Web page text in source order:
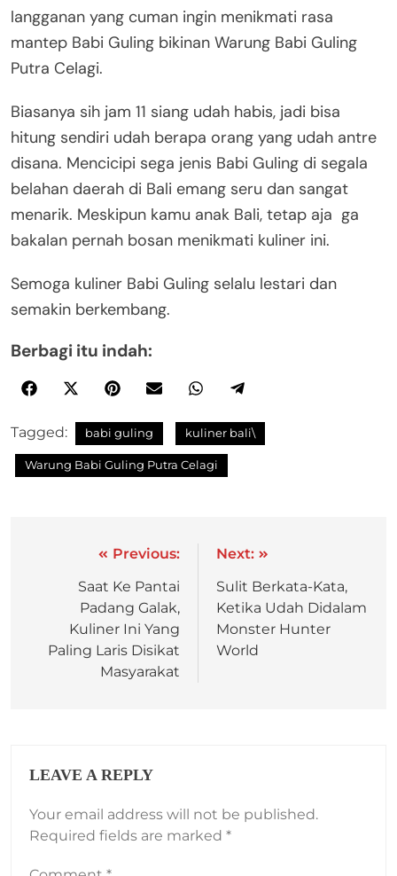
langganan yang cuman ingin menikmati rasa
mantep Babi Guling bikinan Warung Babi Guling
Putra Celagi.
Biasanya sih jam 11 siang udah habis, jadi bisa
hitung sendiri udah berapa orang yang udah antre
disana. Mencicipi sega jenis Babi Guling di segala
belahan daerah di Bali emang seru dan sangat
menarik. Meskipun kamu anak Bali, tetap aja ga
bakalan pernah bosan menikmati kuliner ini.
Semoga kuliner Babi Guling selalu lestari dan
semakin berkembang.
Berbagi itu indah:
Tagged: babi guling kuliner bali\
Warung Babi Guling Putra Celagi
Previous:
Saat Ke Pantai
Padang Galak,
Kuliner Ini Yang
Paling Laris Disikat
Masyarakat
Next:
Sulit Berkata-Kata,
Ketika Udah Didalam
Monster Hunter
World
LEAVE A REPLY
Your email address will not be published.
Required fields are marked *